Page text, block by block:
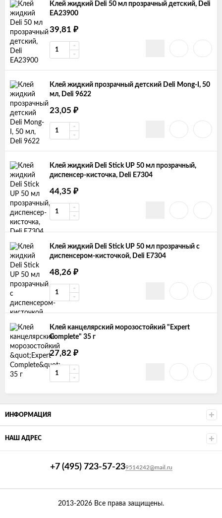
Клей жидкий Deli 50 мл прозрачный детский, Deli
EA23900
39,81 ₽
Клей жидкий прозрачный детский Deli Mong-I, 50
мл, Deli 9622
23,05 ₽
Клей жидкий Deli Stick UP 50 мл прозрачный,
диспенсер-кисточка, Deli E7304
44,35 ₽
Клей жидкий Deli Stick UP 50 мл прозрачный c
диспенсером-кисточкой, Deli E7304
48,26 ₽
Клей канцелярский морозостойкий "Expert
Complete" 35 г
27,82 ₽
ИНФОРМАЦИЯ
НАШ АДРЕС
+7 (495) 723-57-239514242@mail.ru
2013-2026 Все права защищены.